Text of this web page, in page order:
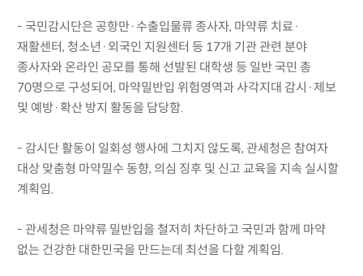
- 국민감시단은 공항만·수출입물류 종사자, 마약류 치료·
재활센터, 청소년·외국인 지원센터 등 17개 기관 관련 분야
종사자와 온라인 공모를 통해 선발된 대학생 등 일반 국민 총
70명으로 구성되어, 마약밀반입 위험영역과 사각지대 감시·제보
및 예방·확산 방지 활동을 담당함.
- 감시단 활동이 일회성 행사에 그치지 않도록, 관세청은 참여자
대상 맞춤형 마약밀수 동향, 의심 징후 및 신고 교육을 지속 실시할
계획임.
- 관세청은 마약류 밀반입을 철저히 차단하고 국민과 함께 마약
없는 건강한 대한민국을 만드는데 최선을 다할 계획임.